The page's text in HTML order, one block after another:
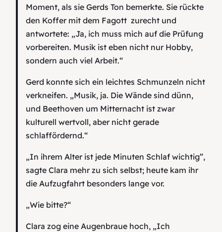
Moment, als sie Gerds Ton bemerkte. Sie rückte
den Koffer mit dem Fagott zurecht und
antwortete: „Ja, ich muss mich auf die Prüfung
vorbereiten. Musik ist eben nicht nur Hobby,
sondern auch viel Arbeit.“
Gerd konnte sich ein leichtes Schmunzeln nicht
verkneifen. „Musik, ja. Die Wände sind dünn,
und Beethoven um Mitternacht ist zwar
kulturell wertvoll, aber nicht gerade
schlaffördernd.“
„In ihrem Alter ist jede Minuten Schlaf wichtig”,
sagte Clara mehr zu sich selbst; heute kam ihr
die Aufzugfahrt besonders lange vor.
„Wie bitte?“
Clara zog eine Augenbraue hoch, „Ich